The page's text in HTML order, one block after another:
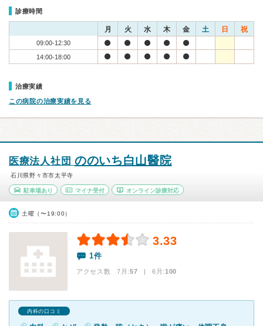
診療時間
月 火 水 木 金 土 日 祝
09:00-12:30
14:00-18:00
治療実績
この病院の治療実績を見る
医療法人社団 ののいち白山醫院
石川県野々市市太平寺
駐車場あり マイナ受付 オンライン診療対応
土曜（〜19:00）
3.33
1件
アクセス数 7月:57 | 6月:100
内科の口コミ